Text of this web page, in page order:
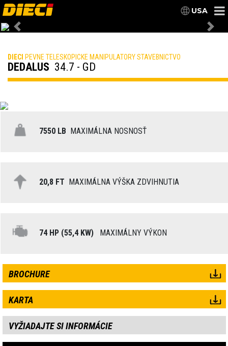
USA
Previous
DIECI PEVNE TELESKOPICKE MANIPULATORY STAVEBNICTVO
DEDALUS 34.7 - GD
7550 LB MAXIMÁLNA NOSNOSŤ
20,8 FT MAXIMÁLNA VÝŠKA ZDVIHNUTIA
74 HP (55,4 KW) MAXIMÁLNY VÝKON
BROCHURE
KARTA
VYŽIADAJTE SI INFORMÁCIE